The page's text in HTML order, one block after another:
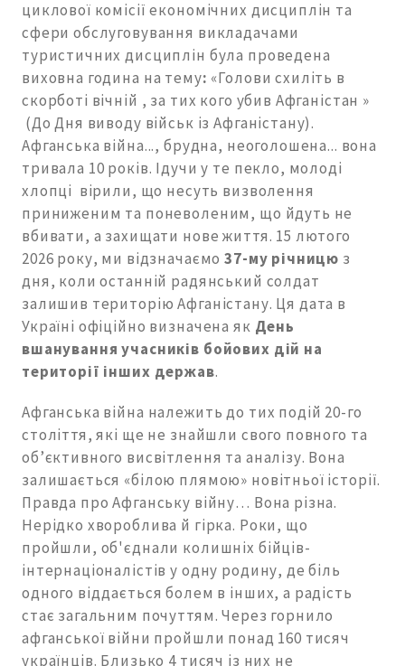
циклової комісії економічних дисциплін та
сфери обслуговування викладачами
туристичних дисциплін була проведена
виховна година на тему: «Голови схиліть в
скорботі вічній , за тих кого убив Афганістан »
(До Дня виводу військ із Афганістану).
Афганська війна..., брудна, неоголошена... вона
тривала 10 років. Ідучи у те пекло, молоді
хлопці вірили, що несуть визволення
приниженим та поневоленим, що йдуть не
вбивати, а захищати нове життя. 15 лютого
2026 року, ми відзначаємо37-му річницю з
дня, коли останній радянський солдат
залишив територію Афганістану. Ця дата в
Україні офіційно визначена як День
вшанування учасників бойових дій на
території інших держав.
Афганська війна належить до тих подій 20-го
століття, які ще не знайшли свого повного та
об’єктивного висвітлення та аналізу. Вона
залишається «білою плямою» новітньої історії.
Правда про Афганську війну… Вона різна.
Нерідко хвороблива й гірка. Роки, що
пройшли, об'єднали колишніх бійців-
інтернаціоналістів у одну родину, де біль
одного віддається болем в інших, а радість
стає загальним почуттям. Через горнило
афганської війни пройшли понад 160 тисяч
українців. Близько 4 тисяч із них не